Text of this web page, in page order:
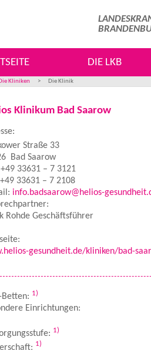
DIE LKB
Kliniken > Die Klinik
Klinikum Bad Saarow
Straße 33
Bad Saarow
+49 33631 – 7 3121
+49 33631 – 7 2108
info.badsaarow@helios-
Rohde Geschäftsführer
gesundheit.de/kliniken/bad-
Betten: 1)
Einrichtungen:
1)
1)